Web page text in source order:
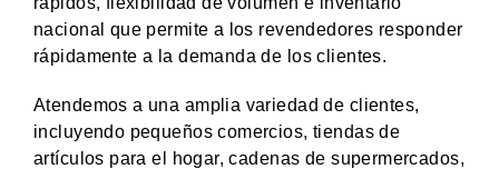
nacional que permite a los revendedores responder
rápidamente a la demanda de los clientes.
Atendemos a una amplia variedad de clientes,
incluyendo pequeños comercios, tiendas de
artículos para el hogar, cadenas de supermercados,